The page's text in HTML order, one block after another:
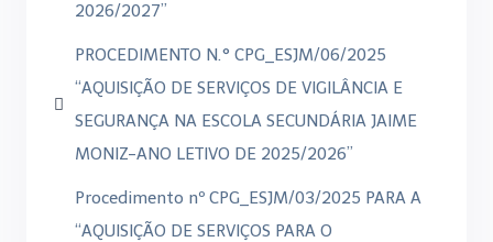
2026/2027”
PROCEDIMENTO N.° CPG_ESJM/06/2025
“AQUISIÇÃO DE SERVIÇOS DE VIGILÂNCIA E
SEGURANÇA NA ESCOLA SECUNDÁRIA JAIME
MONIZ-ANO LETIVO DE 2025/2026”
Procedimento nº CPG_ESJM/03/2025 PARA A
“AQUISIÇÃO DE SERVIÇOS PARA O